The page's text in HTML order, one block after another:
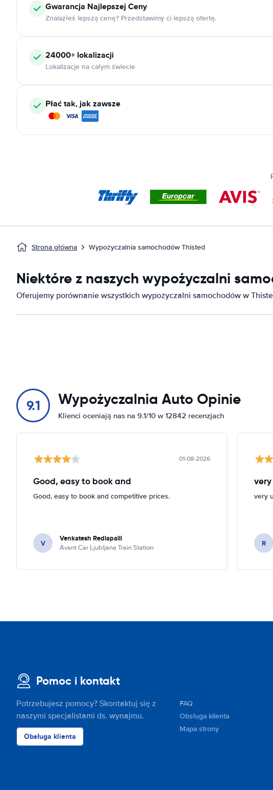
Gwarancja Najlepszej Ceny
Znalazłeś lepszą cenę? Przedstawimy ci lepszą ofertę.
24000+ lokalizacji
Lokalizacje na całym świecie
Płać tak, jak zawsze
Strona główna Wypożyczalnia samochodów Thisted
Niektóre z naszych wypożyczalni
Oferujemy porównanie wszystkich wypożyczalni samochodów w
9.1 Wypożyczalnia Auto Opinie
Klienci oceniają nas na 9.1/10 w 12842 recenzjach
01-08-2026
Good, easy to book and
Good, easy to book and competitive prices.
V Venkatesh Redlapalli
Avant Car Ljubljana Train Station
very
R
Pomoc i kontakt
Potrzebujesz pomocy? Skontaktuj się z
naszymi specjalistami ds. wynajmu.
Obsługa klienta
FAQ
Obsługa klienta
Mapa strony